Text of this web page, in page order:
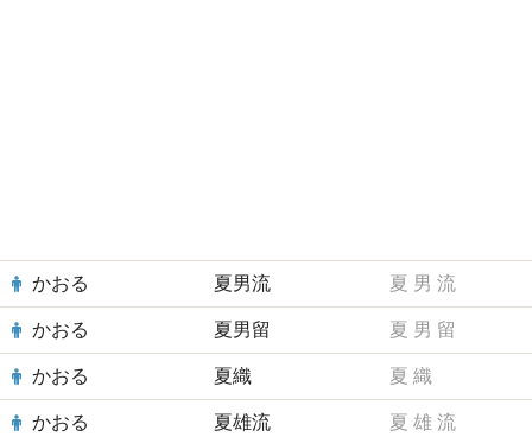
かおる 夏男流 夏 男 流
かおる 夏男留 夏 男 留
かおる 夏織 夏 織
かおる 夏雄流 夏 雄 流